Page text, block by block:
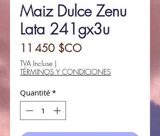
Maiz Dulce Zenu
Lata 241gx3u
11 450 $COPrix
TVA Incluse |
TÉRMINOS Y CONDICIONES
Quantité *